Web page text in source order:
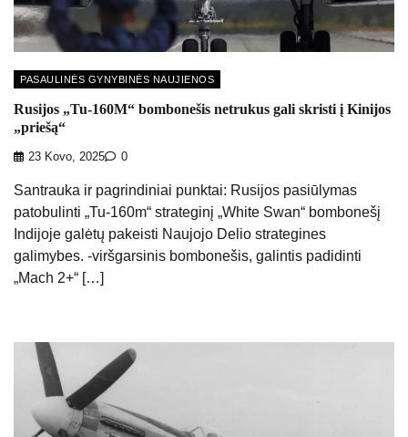
PASAULINĖS GYNYBINĖS NAUJIENOS
Rusijos „Tu-160M“ bombonešis netrukus gali skristi į Kinijos
„priešą“
23 Kovo, 2025 0
Santrauka ir pagrindiniai punktai: Rusijos pasiūlymas
patobulinti „Tu-160m“ strateginį „White Swan“ bombonešį
Indijoje galėtų pakeisti Naujojo Delio strategines
galimybes. -viršgarsinis bombonešis, galintis padidinti
„Mach 2+“ […]